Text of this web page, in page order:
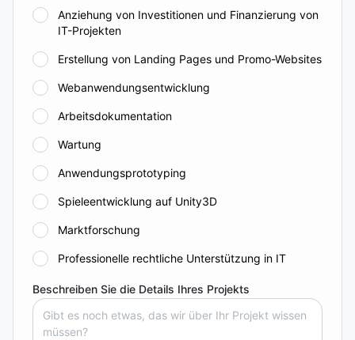
Anziehung von Investitionen und Finanzierung von
IT-Projekten
Erstellung von Landing Pages und Promo-Websites
Webanwendungsentwicklung
Arbeitsdokumentation
Wartung
Anwendungsprototyping
Spieleentwicklung auf Unity3D
Marktforschung
Professionelle rechtliche Unterstützung in IT
Beschreiben Sie die Details Ihres Projekts